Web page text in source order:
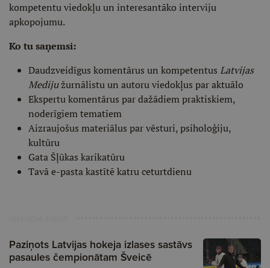
kompetentu viedokļu un interesantāko interviju
apkopojumu.
Ko tu saņemsi:
Daudzveidīgus komentārus un kompetentus Latvijas
Medijužurnālistu un autoru viedokļus par aktuālo
Ekspertu komentārus par dažādiem praktiskiem,
noderīgiem tematiem
Aizraujošus materiālus par vēsturi, psiholoģiju,
kultūru
Gata Šļūkas karikatūru
Tavā e-pasta kastītē katru ceturtdienu
Paziņots Latvijas hokeja izlases sastāvs
pasaules čempionātam Šveicē